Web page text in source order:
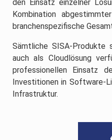
den Einsatz einzelner
Kombination
branchenspezifische
Sämtliche SISA-Produkte
auch als Cloudlösung
professionellen Einsatz
Investitionen in Software-
Infrastruktur.